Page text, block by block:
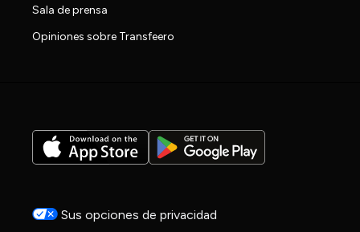
Sala de prensa
Opiniones sobre Transfeero
Sus opciones de privacidad